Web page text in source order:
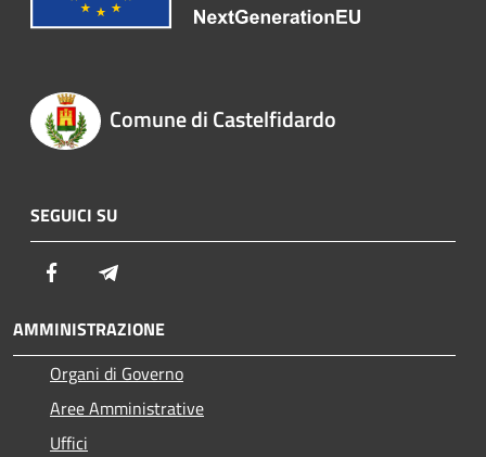
Comune di Castelfidardo
SEGUICI SU
Facebook
AMMINISTRAZIONE
Organi di Governo
Aree Amministrative
Uffici